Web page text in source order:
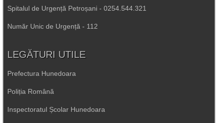
Spitalul de Urgență Petroșani - 0254.544.321
Număr Unic de Urgență - 112
LEGĂTURI UTILE
Prefectura Hunedoara
Poliția Română
Inspectoratul Școlar Hunedoara